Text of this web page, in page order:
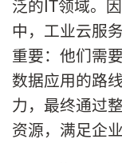
泛的IT领域。
中，工业云服
重要：他们需
数据应用的路
力，最终通过
资源，满足企